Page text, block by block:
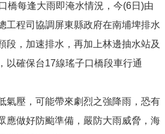
橋每逢大雨即淹水情況，今(6日)由
工程司協調屏東縣政府在南埔埤排水
段，加速排水，再加上林邊抽水站及
以確保台17線瑤子口橋段車行通
氣壓，可能帶來劇烈之強降雨，恐有
應做好防颱準備，嚴防大雨威脅，海